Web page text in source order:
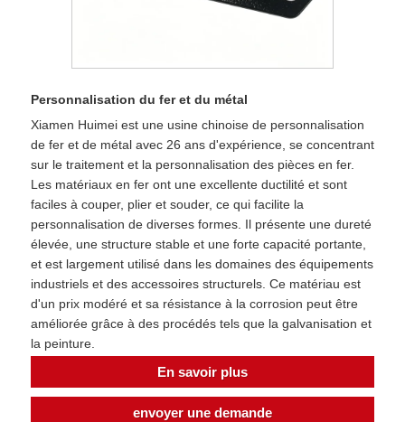
Personnalisation du fer et du métal
Xiamen Huimei est une usine chinoise de personnalisation
de fer et de métal avec 26 ans d'expérience, se concentrant
sur le traitement et la personnalisation des pièces en fer.
Les matériaux en fer ont une excellente ductilité et sont
faciles à couper, plier et souder, ce qui facilite la
personnalisation de diverses formes. Il présente une dureté
élevée, une structure stable et une forte capacité portante,
et est largement utilisé dans les domaines des équipements
industriels et des accessoires structurels. Ce matériau est
d'un prix modéré et sa résistance à la corrosion peut être
améliorée grâce à des procédés tels que la galvanisation et
la peinture.
En savoir plus
envoyer une demande